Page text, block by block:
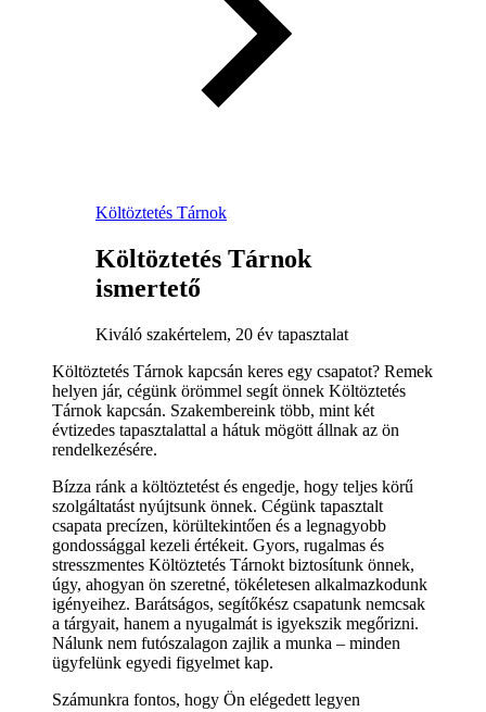
Költöztetés Tárnok
Költöztetés Tárnok
ismertető
Kiváló szakértelem, 20 év tapasztalat
Költöztetés Tárnok kapcsán keres egy csapatot? Remek
helyen jár, cégünk örömmel segít önnek Költöztetés
Tárnok kapcsán. Szakembereink több, mint két
évtizedes tapasztalattal a hátuk mögött állnak az ön
rendelkezésére.
Bízza ránk a költöztetést és engedje, hogy teljes körű
szolgáltatást nyújtsunk önnek. Cégünk tapasztalt
csapata precízen, körültekintően és a legnagyobb
gondossággal kezeli értékeit. Gyors, rugalmas és
stresszmentes Költöztetés Tárnokt biztosítunk önnek,
úgy, ahogyan ön szeretné, tökéletesen alkalmazkodunk
igényeihez. Barátságos, segítőkész csapatunk nemcsak
a tárgyait, hanem a nyugalmát is igyekszik megőrizni.
Nálunk nem futószalagon zajlik a munka – minden
ügyfelünk egyedi figyelmet kap.
Számunkra fontos, hogy Ön elégedett legyen